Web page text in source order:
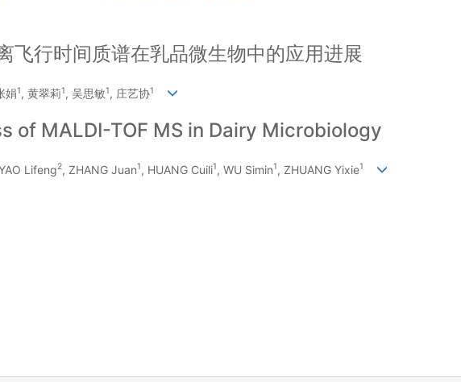
飞行时间质谱在乳品微生物中的应用进展
娟1, 黄翠莉1, 吴思敏1, 庄艺协1
of MALDI-TOF MS in Dairy Microbiology
Lifeng2, ZHANG Juan1, HUANG Cuili1, WU Simin1, ZHUANG Yixie1